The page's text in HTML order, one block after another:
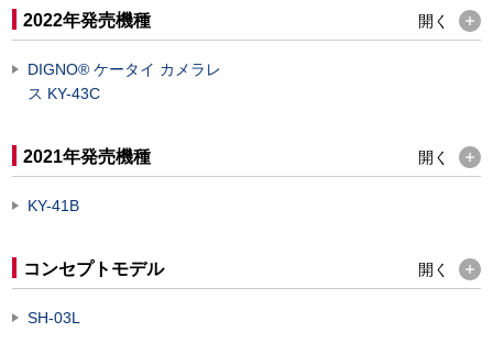
2022年発売機種 開く
DIGNO® ケータイ カメラレ
ス KY-43C
2021年発売機種 開く
KY-41B
コンセプトモデル 開く
SH-03L